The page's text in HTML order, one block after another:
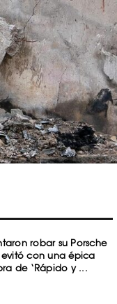
robar su Porsche
evitó con una épica
de ‘Rápido y ...